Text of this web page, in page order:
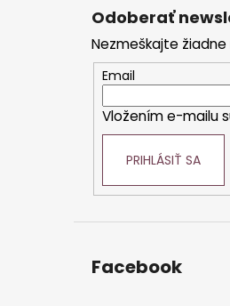
Odoberať
Nezmeškajte
Email
Vložením e-mailu
PRIHLÁSIŤ SA
Facebook